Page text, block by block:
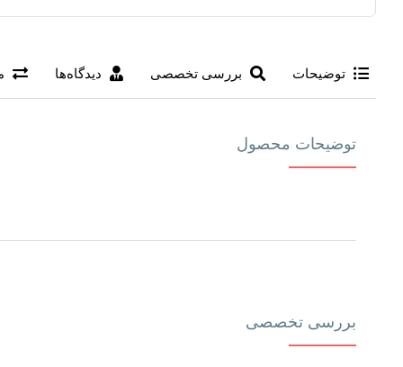
توضیحات بررسی تخصصی دیدگاه‌ها
توضیحات محصول
بررسی تخصصی